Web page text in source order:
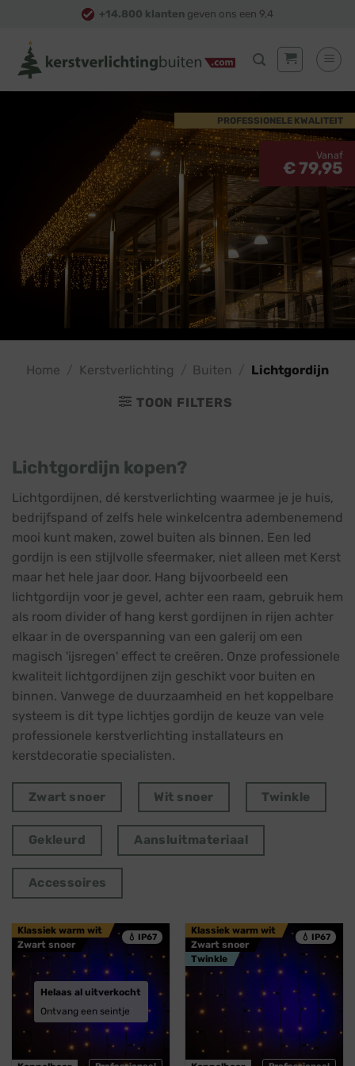
content
+14.800 klanten geven ons een 9,4
PROFESSIONELE KWALITEIT
Vanaf
€ 79,95
Home Kerstverlichting Buiten Lichtgordijn
TOON FILTERS
Lichtgordijn kopen?
Lichtgordijnen, dé kerstverlichting waarmee je je huis,
bedrijfspand of zelfs hele winkelcentra adembenemend
mooi kunt maken, zowel buiten als binnen. Een led
gordijn is een stijlvolle sfeermaker, niet alleen met Kerst
maar het hele jaar door. Hang bijvoorbeeld een
lichtgordijn voor je gevel, achter een raam, gebruik hem
als room divider of hang kerst gordijnen in rijen achter
elkaar in de overspanning van een galerij om een
magisch 'ijsregen' effect te creëren. Onze professionele
kwaliteit lichtgordijnen zijn geschikt voor buiten en
binnen. Vanwege de duurzaamheid en het koppelbare
systeem is dit type lichtjes gordijn de keuze van vele
professionele kerstverlichting installateurs en
kerstdecoratie specialisten.
Zwart snoer Wit snoer Twinkle
Gekleurd Aansluitmateriaal
Accessoires
💧 IP67
Klassiek warm wit
Zwart snoer
Helaas al uitverkocht
Ontvang een seintje
💧 IP67
Klassiek warm wit
Zwart snoer
Twinkle